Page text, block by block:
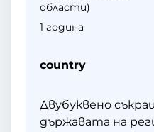
области)
1 година
country
Двубуквено
държавата на